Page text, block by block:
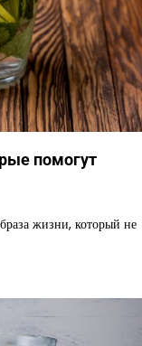
помогут
жизни, который не